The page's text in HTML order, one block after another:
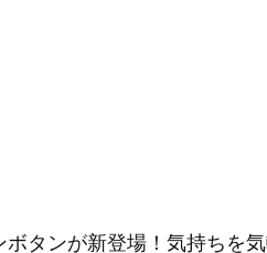
タンが新登場！気持ちを